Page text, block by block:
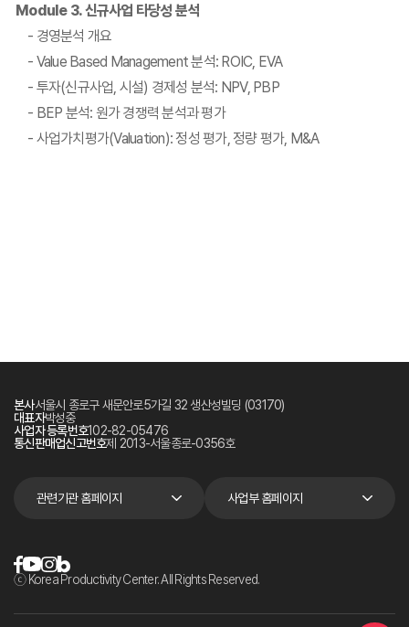
Module 3. 신규사업 타당성 분석
- 경영분석 개요
- Value Based Management 분석: ROIC, EVA
- 투자(신규사업, 시설) 경제성 분석: NPV, PBP
- BEP 분석: 원가 경쟁력 분석과 평가
- 사업가치평가(Valuation): 정성 평가, 정량 평가, M&A
본사서울시 종로구 새문안로5가길 32 생산성빌딩 (03170)
대표자박성중
사업자 등록번호102-82-05476
통신판매업신고번호제 2013-서울종로-0356호
관련기관 홈페이지 사업부 홈페이지
ⓒ Korea Productivity Center. All Rights Reserved.